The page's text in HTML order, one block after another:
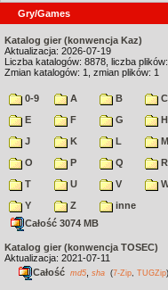
Gry/Games
Katalog gier (konwencja Kaz)
Aktualizacja: 2026-07-19
Liczba katalogów: 8878, liczba
Zmian katalogów: 1, zmian plików: 1
0-9 A B C
E
F G H
J
K L M
O
P Q R
T
U V
Y
Z
inne
Całość 3074 MB
Katalog gier (konwencja TOSEC)
Aktualizacja: 2021-07-11
Całość md5 sha (7-Zip TUGZip)